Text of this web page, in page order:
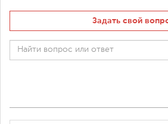
Задать свой